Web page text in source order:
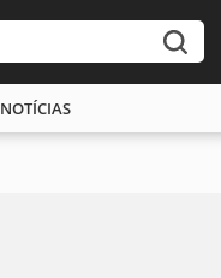
NOTÍCIAS